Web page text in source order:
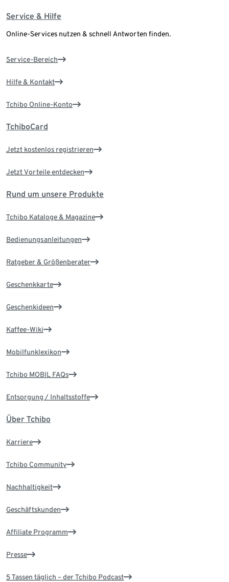
Service & Hilfe
Online-Services nutzen & schnell Antworten finden.
Service-Bereich
Hilfe & Kontakt
Tchibo Online-Konto
TchiboCard
Jetzt kostenlos registrieren
Jetzt Vorteile entdecken
Rund um unsere Produkte
Tchibo Kataloge & Magazine
Bedienungsanleitungen
Ratgeber & Größenberater
Geschenkkarte
Geschenkideen
Kaffee-Wiki
Mobilfunklexikon
Tchibo MOBIL FAQs
Entsorgung / Inhaltsstoffe
Über Tchibo
Karriere
Tchibo Community
Nachhaltigkeit
Geschäftskunden
Affiliate Programm
Presse
5 Tassen täglich – der Tchibo Podcast